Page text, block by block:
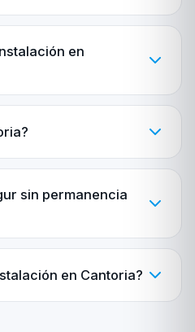
en
sin permanencia
en Cantoria?